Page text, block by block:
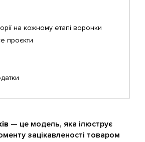
на кожному етапі воронки
проєкти
— це модель, яка ілюструє
зацікавленості товаром